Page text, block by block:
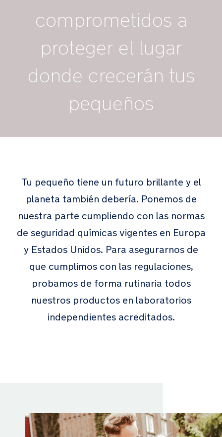
comprometidos a
proteger el lugar
donde crecerán tus
pequeños
Tu pequeño tiene un futuro brillante y el
planeta también debería. Ponemos de
nuestra parte cumpliendo con las normas
de seguridad químicas vigentes en Europa
y Estados Unidos. Para asegurarnos de
que cumplimos con las regulaciones,
probamos de forma rutinaria todos
nuestros productos en laboratorios
independientes acreditados.